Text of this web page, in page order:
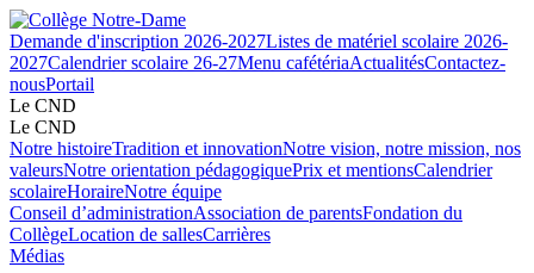
Demande d'inscription 2026-2027Listes de matériel scolaire 2026-
2027Calendrier scolaire 26-27Menu cafétériaActualitésContactez-
nousPortail
Le CND
Le CND
Notre histoireTradition et innovationNotre vision, notre mission, nos
valeursNotre orientation pédagogiquePrix et mentionsCalendrier
scolaireHoraireNotre équipe
Conseil d’administrationAssociation de parentsFondation du
CollègeLocation de sallesCarrières
Médias